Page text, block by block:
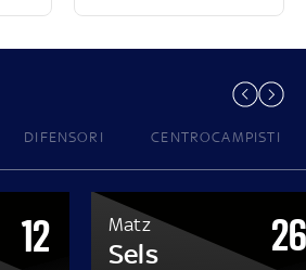
DIFENSORI CENTROCAMPISTI
12 Matz
Sels 26